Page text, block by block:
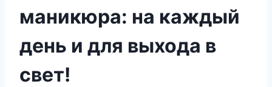
маникюра: на каждый
день и для выхода в
свет!